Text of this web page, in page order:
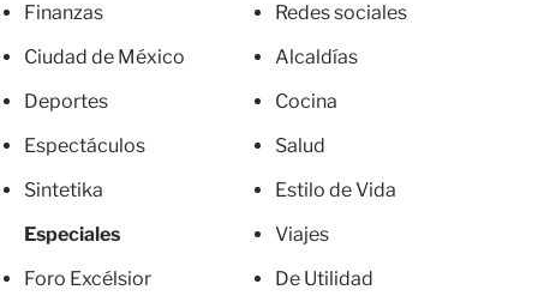
Finanzas
Ciudad de México
Deportes
Espectáculos
Sintetika
Especiales
Foro Excélsior
Redes sociales
Alcaldías
Cocina
Salud
Estilo de Vida
Viajes
De Utilidad